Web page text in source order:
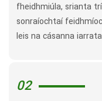
fheidhmiúla, srianta
sonraíochtaí
leis na cásanna
02